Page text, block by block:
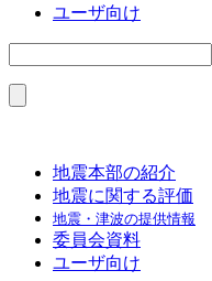
ユーザ向け
地震本部の紹介
地震に関する評価
地震・津波の提供情報
委員会資料
ユーザ向け